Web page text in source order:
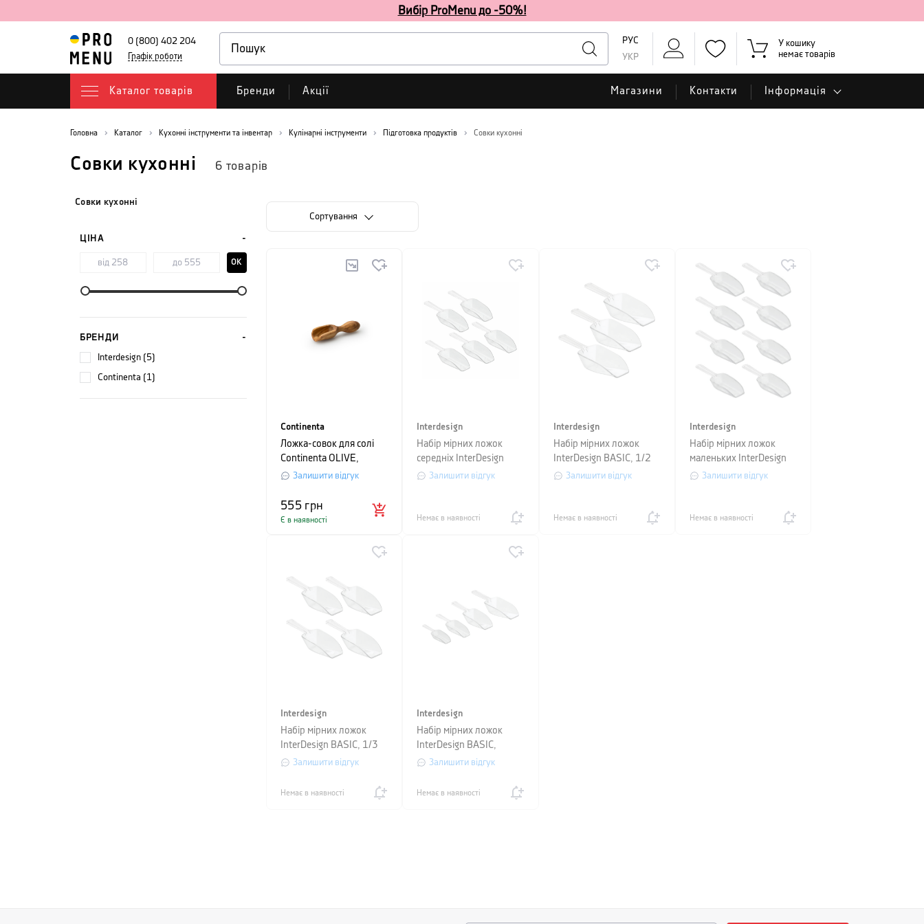
Вибір ProMenu до -50%!
0 (800) 402 204
Графік роботи
РУС
УКР
У кошику
немає товарів
Каталог товарів Бренди Акції Магазини Контакти Інформація
Головна Каталог Кухонні інструменти та інвентар Кулінарні інструменти Підготовка продуктів Совки кухонні
Совки кухонні 6 товарів
Совки кухонні
ЦІНА
OK
БРЕНДИ
Interdesign (5)
Continenta (1)
Сортування
Continenta
Ложка-совок для солі
Continenta OLIVE,
довжина 10 см,
Залишити відгук
555грн
Є в наявності
Interdesign
Набір мірних ложок
середніх InterDesign
BASIC, прозорий, 5 шт.
Залишити відгук
Немає в наявності
Interdesign
Набір мірних ложок
InterDesign BASIC, 1/2
чашки, прозорий, 3 шт.
Залишити відгук
Немає в наявності
Interdesign
Набір мірних ложок
маленьких InterDesign
BASIC, 8 шт, прозорий
Залишити відгук
Немає в наявності
Interdesign
Набір мірних ложок
InterDesign BASIC, 1/3
чашки, прозорий, 4 шт.
Залишити відгук
Немає в наявності
Interdesign
Набір мірних ложок
InterDesign BASIC,
прозорий, 4 шт.
Залишити відгук
Немає в наявності